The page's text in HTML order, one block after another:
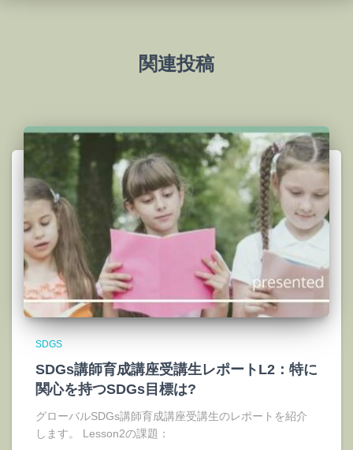
関連投稿
SDGS
SDGs講師育成講座受講生レポートL2：特に
関心を持つSDGs目標は?
グローバルSDGs講師育成講座受講生のレポートを紹介
します。 Lesson2の課題：